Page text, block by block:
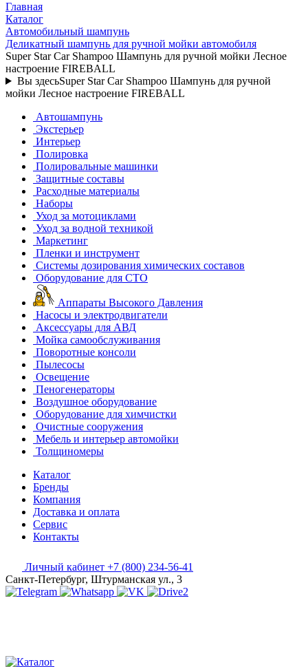
Главная
Каталог
Автомобильный шампунь
Деликатный шампунь для ручной мойки автомобиля
Super Star Car Shampoo Шампунь для ручной мойки Лесное
настроение FIREBALL
Вы здесьSuper Star Car Shampoo Шампунь для ручной
мойки Лесное настроение FIREBALL
Автошампунь
Экстерьер
Интерьер
Полировка
Полировальные машинки
Защитные составы
Расходные материалы
Наборы
Уход за мотоциклами
Уход за водной техникой
Маркетинг
Пленки и инструмент
Системы дозирования химических составов
Оборудование для СТО
Аппараты Высокого Давления
Насосы и электродвигатели
Аксессуары для АВД
Мойка самообслуживания
Поворотные консоли
Пылесосы
Освещение
Пеногенераторы
Воздушное оборудование
Оборудование для химчистки
Очистные сооружения
Мебель и интерьер автомойки
Толщиномеры
Каталог
Бренды
Компания
Доставка и оплата
Сервис
Контакты
Личный кабинет +7 (800) 234-56-41
Санкт-Петербург, Штурманская ул., 3